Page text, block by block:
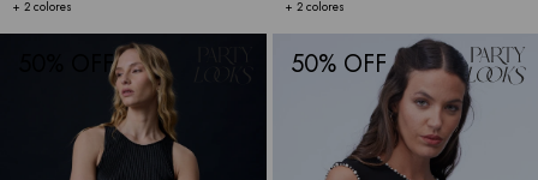
+ 2 colores + 2 colores
50